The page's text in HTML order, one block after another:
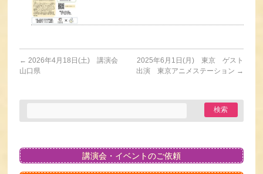
← 2026年4月18日(土) 講演会
山口県
2025年6月1日(月) 東京 ゲスト
出演 東京アニメステーション →
講演会・イベントのご依頼